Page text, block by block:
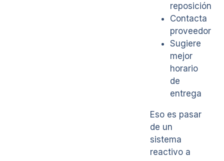
reposición
Contacta
proveedor
Sugiere
mejor
horario
de
entrega
Eso es pasar
de un
sistema
reactivo a